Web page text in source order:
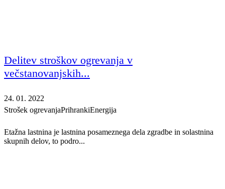
Delitev stroškov ogrevanja v
večstanovanjskih...
24. 01. 2022
Strošek ogrevanjaPrihrankiEnergija
Etažna lastnina je lastnina posameznega dela zgradbe in solastnina
skupnih delov, to podro...